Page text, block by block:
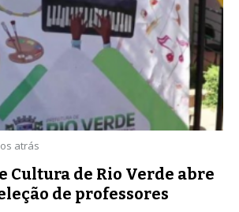
atrás
Cultura de Rio Verde abre
de professores